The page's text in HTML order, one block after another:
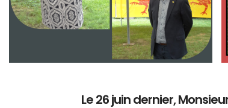
Le 26 juin dernier,